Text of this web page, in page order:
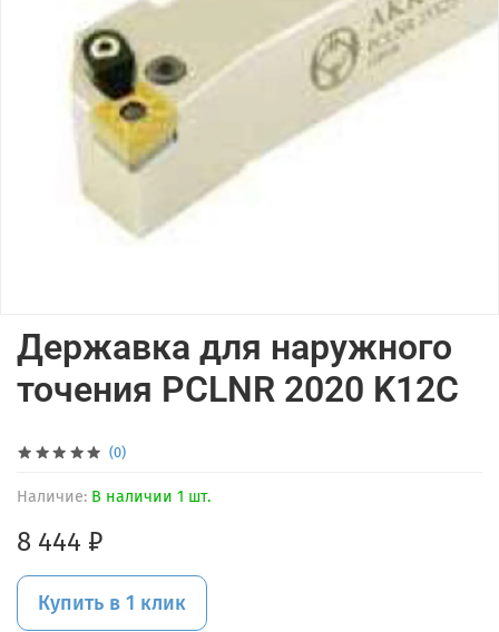
(0)
Наличие: В наличии 1 шт.
Державка для наружного
точения PCLNR 2020 K12С
8 444 ₽
Купить в 1 клик